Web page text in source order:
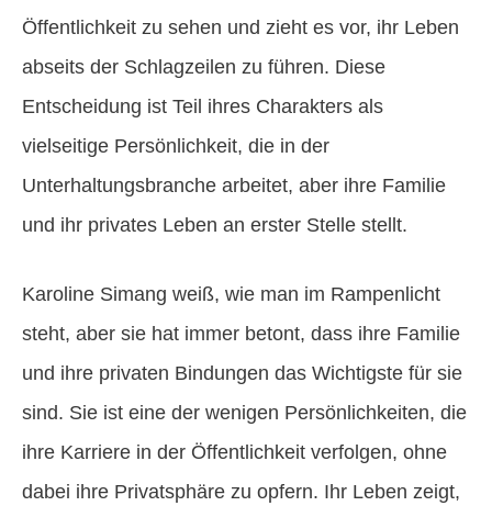
Öffentlichkeit zu sehen und zieht es vor, ihr Leben
abseits der Schlagzeilen zu führen. Diese
Entscheidung ist Teil ihres Charakters als
vielseitige Persönlichkeit, die in der
Unterhaltungsbranche arbeitet, aber ihre Familie
und ihr privates Leben an erster Stelle stellt.
Karoline Simang weiß, wie man im Rampenlicht
steht, aber sie hat immer betont, dass ihre Familie
und ihre privaten Bindungen das Wichtigste für sie
sind. Sie ist eine der wenigen Persönlichkeiten, die
ihre Karriere in der Öffentlichkeit verfolgen, ohne
dabei ihre Privatsphäre zu opfern. Ihr Leben zeigt,